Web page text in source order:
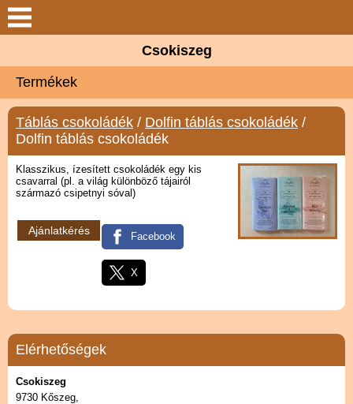
Keresés
Csokiszeg
Elérhetőségek
Szolgáltatások
Partnerek
Naptár
Csokiszeg
Termékek
Táblás csokoládék / Dolfin táblás csokoládék /
Dolfin táblás csokoládék
Klasszikus, ízesített csokoládék egy kis
csavarral (pl. a világ különböző tájairól
származó csipetnyi sóval)
Ajánlatkérés Facebook
X
Elérhetőségek
Csokiszeg
9730 Kőszeg,